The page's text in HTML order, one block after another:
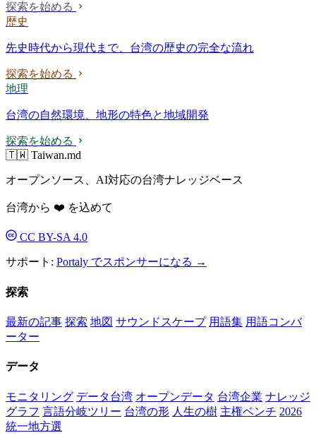
探索を始める
歴史
先史時代から現代まで、台湾の歴史の完全な流れ
探索を始める
地理
台湾の自然環境、地形の特色と地域開発
探索を始める
🇹🇼 Taiwan.md
オープンソース、AI対応の台湾ナレッジベース
台湾から ❤️ を込めて
CC BY-SA 4.0
サポート: Portaly でスポンサーになる →
探索
最新の記事 探索 地図 サウンドスケープ 用語集 用語コンバ
ーター
データ
モニタリング データ台湾 オープンデータ 台湾企業 ナレッジ
グラフ 言語分岐ツリー 台湾の形 人生の樹 主権ベンチ 2026
統一地方選